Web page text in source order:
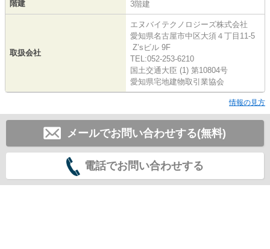
階建 3階建
取扱会社
エヌバイテクノロジーズ株式会社
愛知県名古屋市中区大須４丁目11-5
Z’sビル 9F
TEL:052-253-6210
国土交通大臣 (1) 第10804号
愛知県宅地建物取引業協会
情報の見方
メールでお問い合わせする(無料)
電話でお問い合わせする